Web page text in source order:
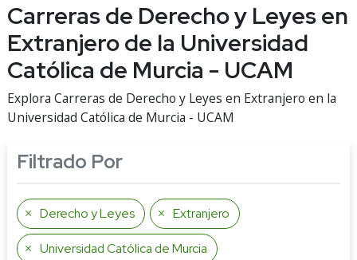
Carreras de Derecho y Leyes en
Extranjero de la Universidad
Católica de Murcia - UCAM
Explora Carreras de Derecho y Leyes en Extranjero en la
Universidad Católica de Murcia - UCAM
Filtrado Por
Derecho y Leyes Extranjero
Universidad Católica de Murcia